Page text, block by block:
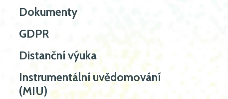
Dokumenty
GDPR
Distanční výuka
Instrumentální uvědomování
(MIU)